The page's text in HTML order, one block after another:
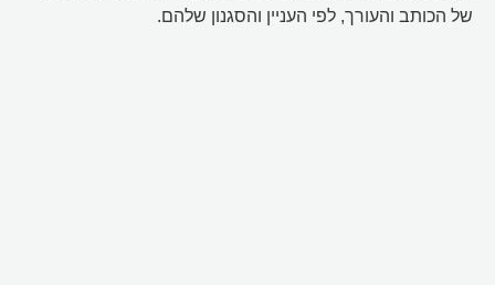
של הכותב והעורך, לפי העניין והסגנון שלהם.